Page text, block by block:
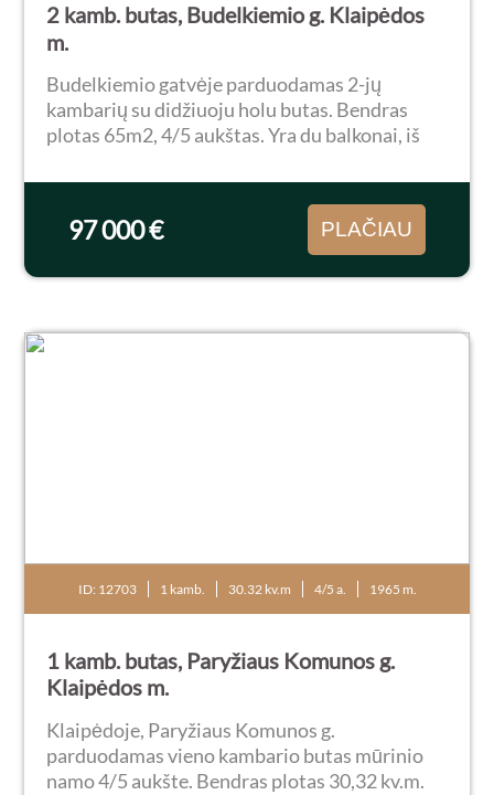
2 kamb. butas, Budelkiemio g. Klaipėdos
m.
Budelkiemio gatvėje parduodamas 2-jų
kambarių su didžiuoju holu butas. Bendras
plotas 65m2, 4/5 aukštas. Yra du balkonai, iš
bei saulėtas. Strategiškai patogi vieta - šalia...
97 000 € PLAČIAU
ID: 12703 1 kamb. 30.32 kv.m 4/5 a. 1965 m.
1 kamb. butas, Paryžiaus Komunos g.
Klaipėdos m.
Klaipėdoje, Paryžiaus Komunos g.
parduodamas vieno kambario butas mūrinio
namo 4/5 aukšte. Bendras plotas 30,32 kv.m.